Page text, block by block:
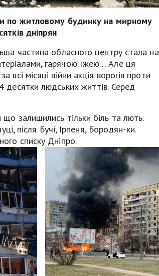
по житловому будинку на мирному
дніпрян
частина обласного центру стала на
гарячою їжею… Але ця
місяці війни акція ворогів проти
людських життів. Серед
залишились тільки біль та лють.
після Бучі, Ірпеня, Бородян-ки.
списку Дніпро.